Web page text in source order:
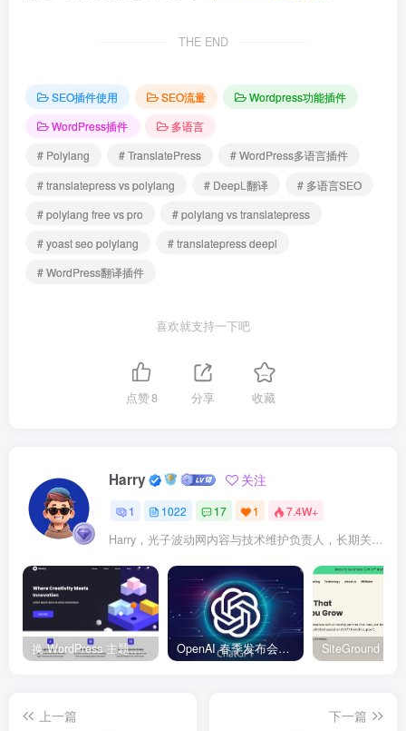
THE END
SEO插件使用 SEO流量
Wordpress功能插件
WordPress插件
多语言
# Polylang
# TranslatePress
# WordPress多语言插件
# translatepress vs polylang
# DeepL翻译
# 多语言SEO
# polylang free vs pro
# polylang vs translatepress
# yoast seo polylang
# translatepress deepl
# WordPress翻译插件
喜欢就支持一下吧
点赞8 分享 收藏
Harry 关注
1 1022 17 1 7.4W+
Harry，光子波动网内容与技术维护负责人，长期关注 WordPress、Elementor、WooCommerce、网站报错修复、性能优化、SEO 内容排期与结构化数据优化。擅长把复杂的网站故障拆成可执行的排查步骤，并持续维护 361sale.com 的 WordPress 实战教程知识库。
换 WordPress 主题前先看这份清单：Kadence、Blocksy Pro 与 WoodMart 的实操配置教程 OpenAI 春季发布会：全新 GPT-4o 多模态模型发布，实时互动及免费用户升级全面开启
上一篇
下一篇